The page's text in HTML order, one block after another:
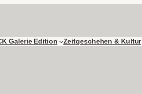
Galerie Edition Zeitgeschehen & Kultur